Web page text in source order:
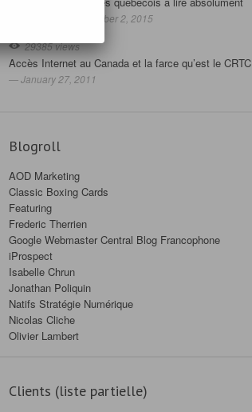
— December 2, 2015
29385 views
Accès Internet au Canada et la farce qu’est le CRTC
— January 27, 2011
Blogroll
AOD Marketing
Classic Boxing Cards
Featuring
Frederic Therrien
Google Webmaster Central Blog Francophone
iProspect
Isabelle Chrun
Jonathan Poliquin
Natifs Stratégie Numérique
Nicolas Cliche
Olivier Lambert
Clients (liste partielle)